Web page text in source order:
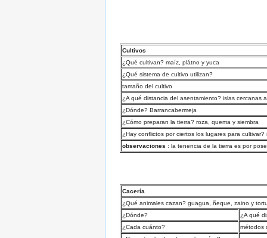
Cultivos
¿Qué cultivan? maíz, plátno y yuca
¿Qué sistema de cultivo utilizan?
tamaño del cultivo
¿A qué distancia del asentamiento? islas cercanas
¿Dónde? Barrancabermeja
¿Cómo preparan la tierra? roza, quema y siembra
¿Hay conflictos por ciertos los lugares para cultivar?
observaciones : la tenencia de la tierra es por
Cacería
¿Qué animales cazan? guagua, ñeque, zaino y
¿Dónde?
¿A qué
¿Cada cuánto?
métodos